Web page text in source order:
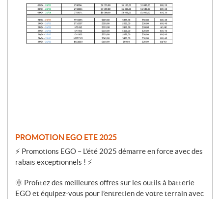
PROMOTION EGO ETE 2025
⚡ Promotions EGO – L’été 2025 démarre en force avec des
rabais exceptionnels ! ⚡
🌞 Profitez des meilleures offres sur les outils à batterie
EGO et équipez-vous pour l’entretien de votre terrain avec